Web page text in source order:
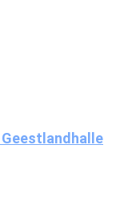
Geestlandhalle